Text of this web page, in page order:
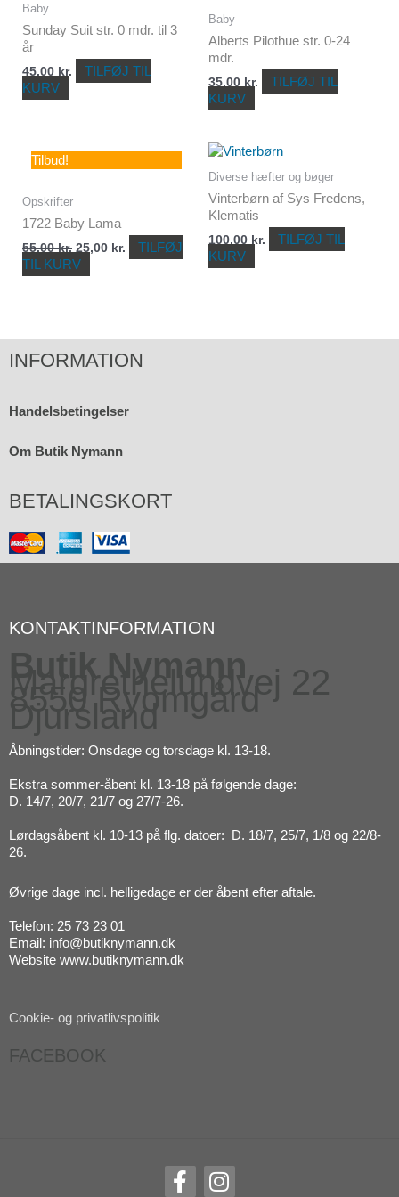
Baby
Sunday Suit str. 0 mdr. til 3
år
45,00 kr.
TILFØJ TIL
KURV
Baby
Alberts Pilothue str. 0-24
mdr.
35,00 kr.
TILFØJ TIL
KURV
Tilbud!
Opskrifter
1722 Baby Lama
55,00kr.
Den
25,00 kr.
Den
TILFØJ
TIL KURV
Diverse hæfter og bøger
Vinterbørn af Sys Fredens,
Klematis
100,00 kr.
TILFØJ TIL
KURV
INFORMATION
Handelsbetingelser
Om Butik Nymann
BETALINGSKORT
KONTAKTINFORMATION
Butik Nymann
Margrethelundvej 22
8550 Ryomgård
Djursland
Åbningstider: Onsdage og torsdage kl. 13-18.
Ekstra sommer-åbent kl. 13-18 på følgende dage:
D. 14/7, 20/7, 21/7 og 27/7-26.
Lørdagsåbent kl. 10-13 på flg. datoer: D. 18/7, 25/7, 1/8 og 22/8-
26.
Øvrige dage incl. helligedage er der åbent efter aftale.
Telefon: 25 73 23 01
Email: info@butiknymann.dk
Website www.butiknymann.dk
Cookie- og privatlivspolitik
FACEBOOK
F
I